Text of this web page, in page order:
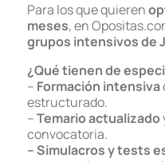
Para los que quieren
meses, en
grupos intensivos de
¿Qué tienen de
– Formación intensiva
estructurado.
–Temario actualizado
convocatoria.
– Simulacros y tests